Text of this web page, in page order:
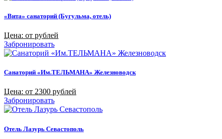
«Вита» санаторий (Бугульма, отель)
Цена: от рублей
Забронировать
Санаторий «Им.ТЕЛЬМАНА» Железноводск
Цена: от 2300 рублей
Забронировать
Отель Лазурь Севастополь